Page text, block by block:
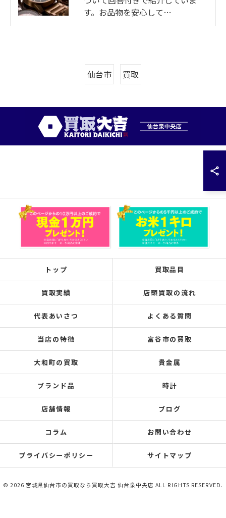
す。お品物を安心して…
仙台市 買取
トップ 買取品目
買取実績 店頭買取の流れ
代表あいさつ よくある質問
当店の特徴 富谷市の買取
大和町の買取 貴金属
ブランド品 時計
店舗情報 ブログ
コラム お問い合わせ
プライバシーポリシー サイトマップ
© 2026 宮城県仙台市の買取なら買取大吉 仙台泉中央店 ALL RIGHTS RESERVED.